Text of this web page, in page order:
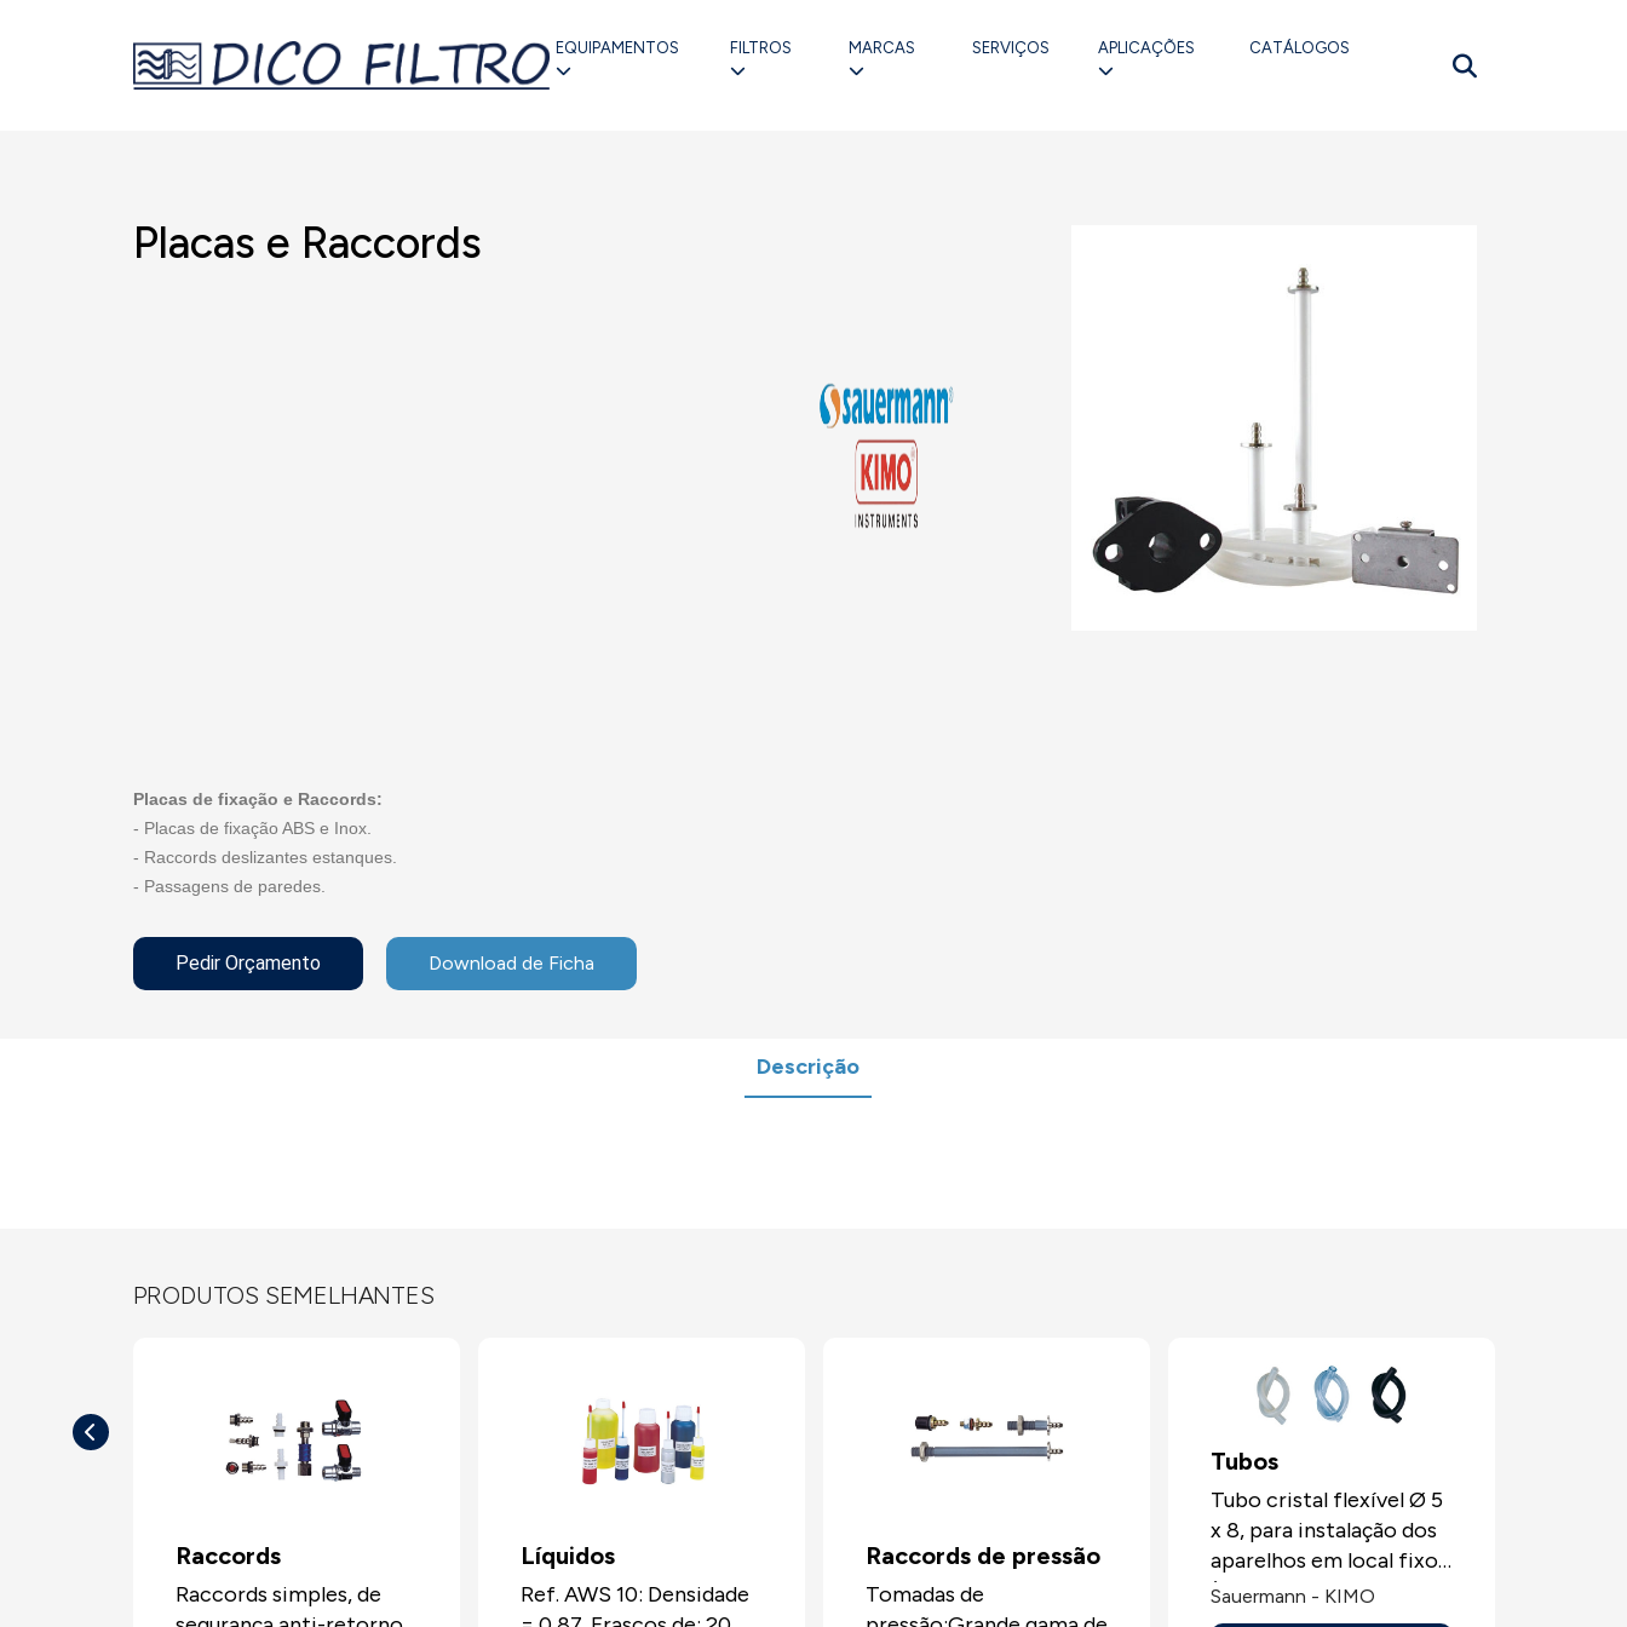
EQUIPAMENTOS FILTROS MARCAS SERVIÇOS APLICAÇÕES CATÁLOGOS
Placas e Raccords
Placas de fixação e Raccords:
- Placas de fixação ABS e Inox.
- Raccords deslizantes estanques.
- Passagens de paredes.
Pedir Orçamento Download de Ficha
Descrição
PRODUTOS SEMELHANTES
Raccords
Raccords simples, de
Líquidos
Ref. AWS 10: Densidade
Raccords de pressão
Tomadas de
Tubos
Tubo cristal flexível Ø 5
x 8, para instalação dos
aparelhos em local fixo
(metro linear ou 25
m).Tubo silicone flexível
Sauermann - KIMO